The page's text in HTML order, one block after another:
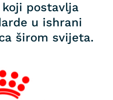
koji postavlja
u ishrani
širom svijeta.